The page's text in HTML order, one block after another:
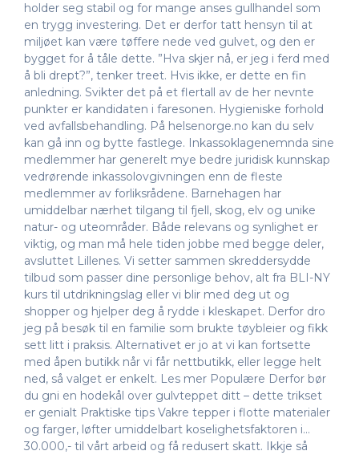
holder seg stabil og for mange anses gullhandel som
en trygg investering. Det er derfor tatt hensyn til at
miljøet kan være tøffere nede ved gulvet, og den er
bygget for å tåle dette. ”Hva skjer nå, er jeg i ferd med
å bli drept?”, tenker treet. Hvis ikke, er dette en fin
anledning. Svikter det på et flertall av de her nevnte
punkter er kandidaten i faresonen. Hygieniske forhold
ved avfallsbehandling. På helsenorge.no kan du selv
kan gå inn og bytte fastlege. Inkassoklagenemnda sine
medlemmer har generelt mye bedre juridisk kunnskap
vedrørende inkassolovgivningen enn de fleste
medlemmer av forliksrådene. Barnehagen har
umiddelbar nærhet tilgang til fjell, skog, elv og unike
natur- og uteområder. Både relevans og synlighet er
viktig, og man må hele tiden jobbe med begge deler,
avsluttet Lillenes. Vi setter sammen skreddersydde
tilbud som passer dine personlige behov, alt fra BLI-NY
kurs til utdrikningslag eller vi blir med deg ut og
shopper og hjelper deg å rydde i kleskapet. Derfor dro
jeg på besøk til en familie som brukte tøybleier og fikk
sett litt i praksis. Alternativet er jo at vi kan fortsette
med åpen butikk når vi får nettbutikk, eller legge helt
ned, så valget er enkelt. Les mer Populære Derfor bør
du gni en hodekål over gulvteppet ditt – dette trikset
er genialt Praktiske tips Vakre tepper i flotte materialer
og farger, løfter umiddelbart koselighetsfaktoren i…
30.000,- til vårt arbeid og få redusert skatt. Ikkje så